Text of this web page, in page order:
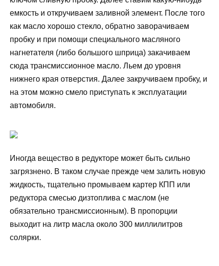
емкость и откручиваем заливной элемент. После того
как масло хорошо стекло, обратно заворачиваем
пробку и при помощи специального масляного
нагнетателя (либо большого шприца) закачиваем
сюда трансмиссионное масло. Льем до уровня
нижнего края отверстия. Далее закручиваем пробку, и
на этом можно смело приступать к эксплуатации
автомобиля.
Иногда вещество в редукторе может быть сильно
загрязнено. В таком случае прежде чем залить новую
жидкость, тщательно промываем картер КПП или
редуктора смесью дизтоплива с маслом (не
обязательно трансмиссионным). В пропорции
выходит на литр масла около 300 миллилитров
солярки.